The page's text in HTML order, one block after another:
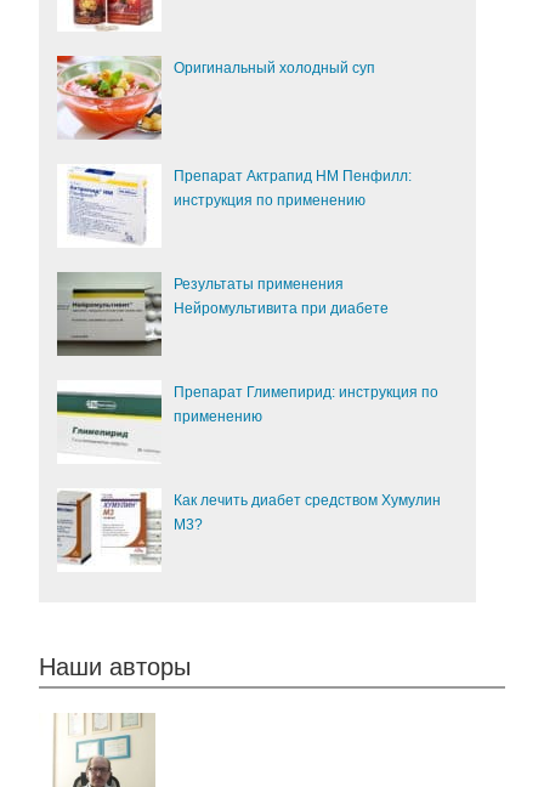
Оригинальный холодный суп
Препарат Актрапид НМ Пенфилл:
инструкция по применению
Результаты применения
Нейромультивита при диабете
Препарат Глимепирид: инструкция по
применению
Как лечить диабет средством Хумулин
М3?
Наши авторы